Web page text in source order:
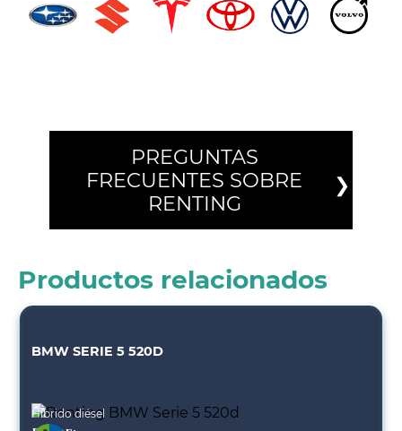
PREGUNTAS
FRECUENTES SOBRE
RENTING
Productos relacionados
BMW SERIE 5 520D
Híbrido diésel